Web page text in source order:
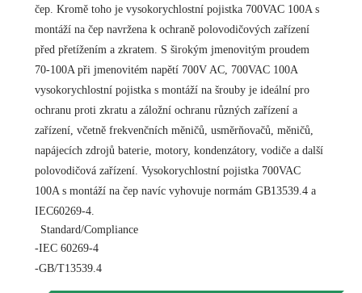
čep. Kromě toho je vysokorychlostní pojistka 700VAC 100A s
montáží na čep navržena k ochraně polovodičových zařízení
před přetížením a zkratem. S širokým jmenovitým proudem
70-100A při jmenovitém napětí 700V AC, 700VAC 100A
vysokorychlostní pojistka s montáží na šrouby je ideální pro
ochranu proti zkratu a záložní ochranu různých zařízení a
zařízení, včetně frekvenčních měničů, usměrňovačů, měničů,
napájecích zdrojů baterie, motory, kondenzátory, vodiče a další
polovodičová zařízení. Vysokorychlostní pojistka 700VAC
100A s montáží na čep navíc vyhovuje normám GB13539.4 a
IEC60269-4.
Standard/Compliance
-IEC 60269-4
-GB/T13539.4